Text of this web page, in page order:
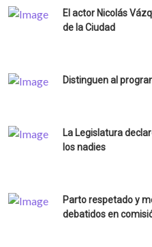
El actor Nicolás
de la Ciudad
Distinguen al
La Legislatura
los nadies
Parto respetado y
debatidos en